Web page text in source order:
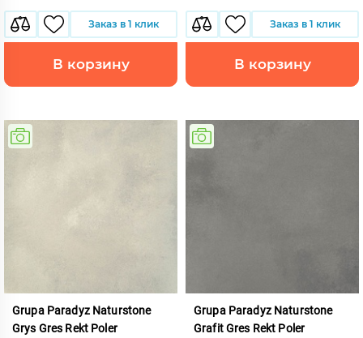
Заказ в 1 клик
В корзину
Заказ в 1 клик
В корзину
Grupa Paradyz Naturstone
Grys Gres Rekt Poler
Grupa Paradyz Naturstone
Grafit Gres Rekt Poler